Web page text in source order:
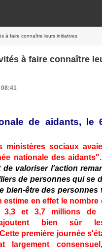
à faire connaître leurs initiatives
à faire connaître
08:41
de aidants, le
ministères sociaux
nationale des aidants".
de valoriser l'action
de personnes qui se
bien-être des personnes
estime en effet le nombre
3,3 et 3,7 millions de
bien sûr
première journée
largement